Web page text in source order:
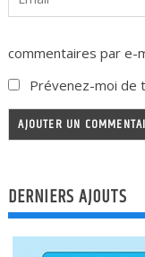
commentaires par e-
Prévenez-moi de
DERNIERS AJOUTS